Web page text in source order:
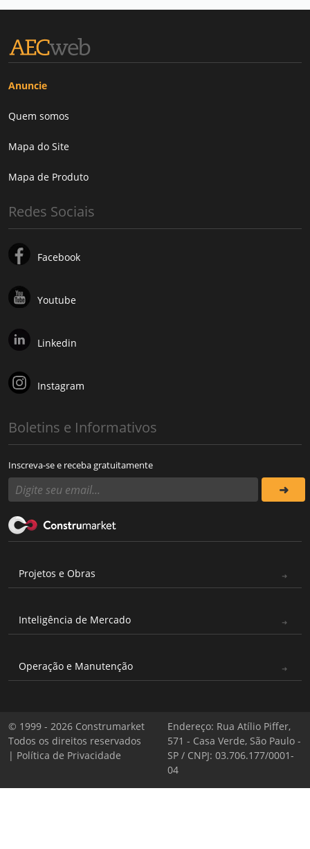
Anuncie
Quem somos
Mapa do Site
Mapa de Produto
Redes Sociais
Facebook
Youtube
Linkedin
Instagram
Boletins e Informativos
Inscreva-se e receba gratuitamente
Projetos e Obras
Inteligência de Mercado
Operação e Manutenção
© 1999 - 2026 Construmarket
Todos os direitos reservados
| Política de Privacidade
Endereço: Rua Atílio Piffer,
571 - Casa Verde, São Paulo -
SP / CNPJ: 03.706.177/0001-
04